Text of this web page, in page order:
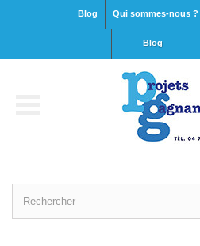
Qui sommes-nous ?
Blog
blog